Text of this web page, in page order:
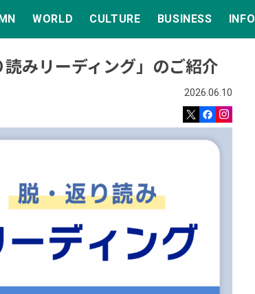
WORLD CULTURE BUSINESS INFO
みリーディング」のご紹介
2026.06.10